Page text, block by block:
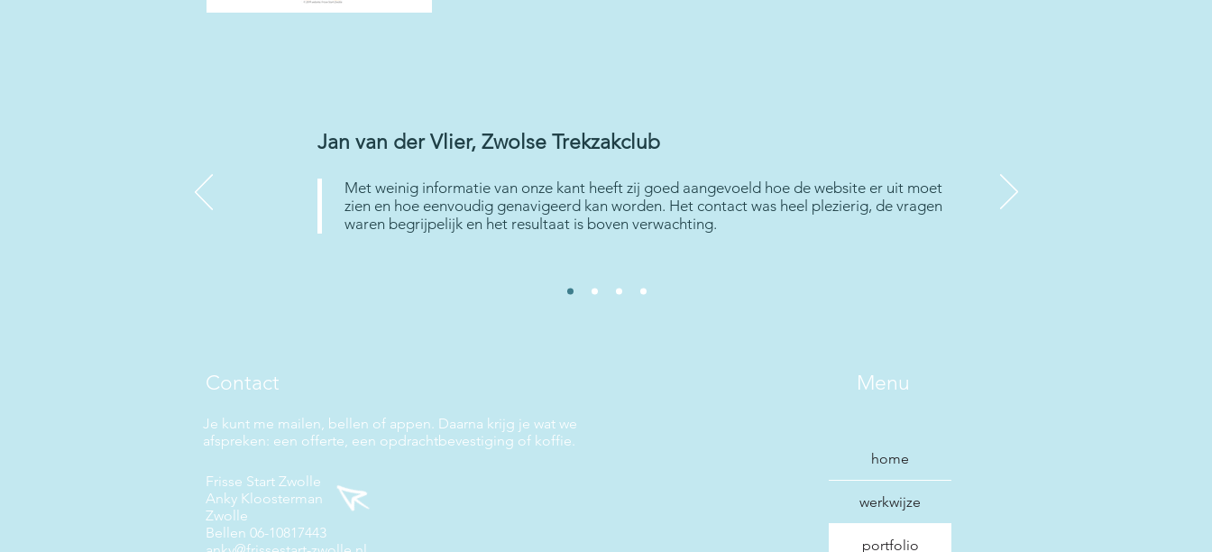
Jan van der Vlier, Zwolse Trekzakclub
Met weinig informatie van onze kant heeft zij goed aangevoeld hoe de website er uit moet
zien en hoe eenvoudig genavigeerd kan worden. Het contact was heel plezierig, de vragen
waren begrijpelijk en het resultaat is boven verwachting.
Contact
Je kunt me mailen, bellen of appen. Daarna krijg je wat we
afspreken: een offerte, een opdrachtbevestiging of koffie.
Frisse Start Zwolle
Anky Kloosterman
Zwolle​​
Bellen 06-10817443
Menu
home
werkwijze
portfolio